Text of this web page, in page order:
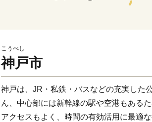
こうべし
神戸市
神戸は、JR・私鉄・バスなどの充実した
ん、中心部には新幹線の駅や空港もある
アクセスもよく、時間の有効活用に最適な